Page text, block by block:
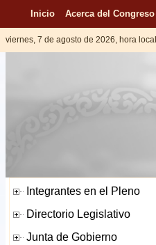
Inicio Acerca del Congreso
viernes, 7 de agosto de 2026, hora